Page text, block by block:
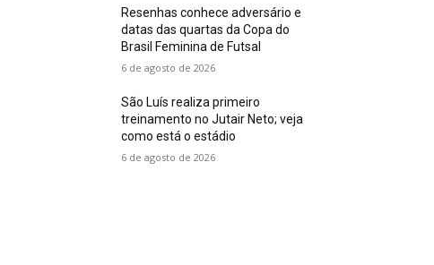
Resenhas conhece adversário e
datas das quartas da Copa do
Brasil Feminina de Futsal
6 de agosto de 2026
São Luís realiza primeiro
treinamento no Jutair Neto; veja
como está o estádio
6 de agosto de 2026